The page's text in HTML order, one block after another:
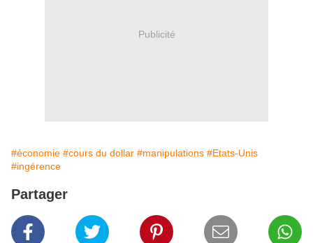
Publicité
#économie #cours du dollar #manipulations #Etats-Unis
#ingérence
Partager